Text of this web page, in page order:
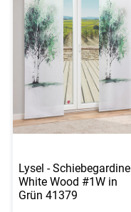
Lysel - Schiebegardine
White Wood #1W in
Grün 41379